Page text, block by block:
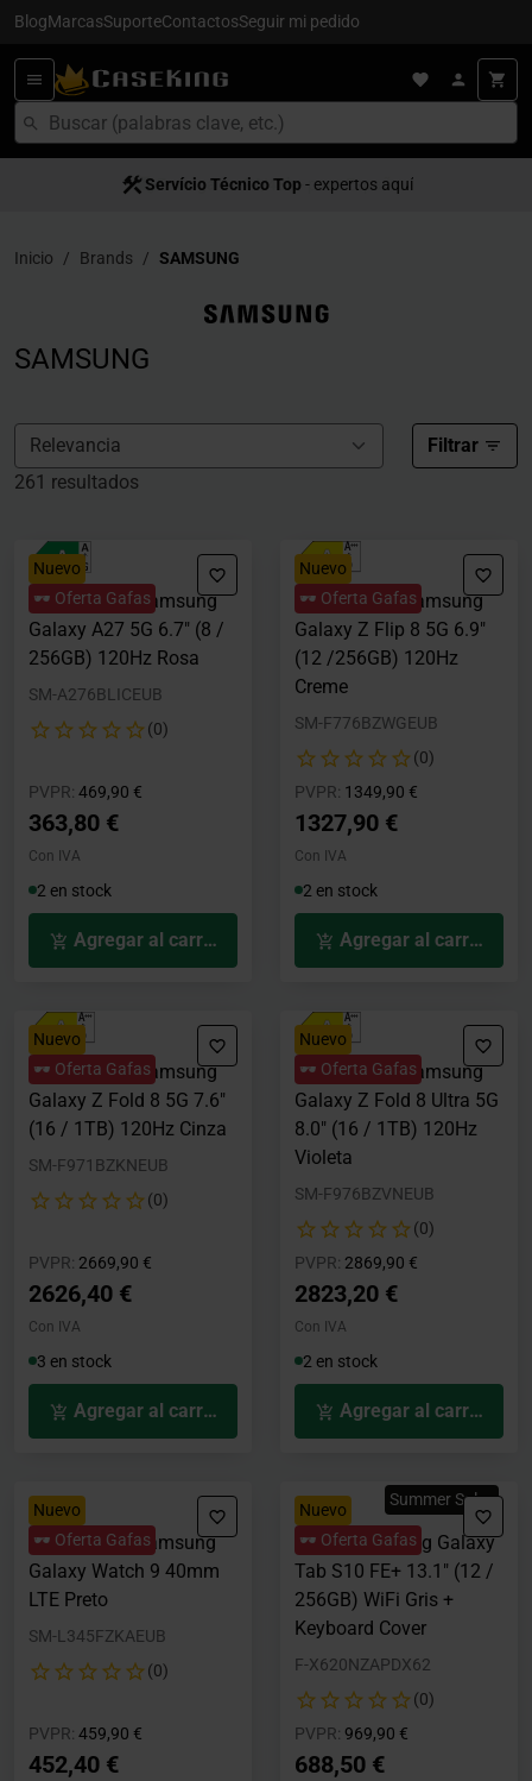
BlogMarcasSuporteContactosSeguir mi pedido
Entrega en 24/48h- para España
Servício Técnico Top - expertos aquí
Inicio Brands SAMSUNG
SAMSUNG
Filtrar
261 resultados
Nuevo
🕶️ Oferta Gafas
Smartphone Samsung
Galaxy A27 5G 6.7" (8 /
256GB) 120Hz Rosa
SM-A276BLICEUB
(0)
PVPR: Precio rebajado desde
469,90 €
363,80 €
Con IVA
2 en stock
Agregar al carrito
Nuevo
🕶️ Oferta Gafas
Smartphone Samsung
Galaxy Z Flip 8 5G 6.9"
(12 /256GB) 120Hz
Creme
SM-F776BZWGEUB
(0)
PVPR: Precio rebajado desde
1349,90 €
1327,90 €
Con IVA
2 en stock
Agregar al carrito
Nuevo
🕶️ Oferta Gafas
Smartphone Samsung
Galaxy Z Fold 8 5G 7.6"
(16 / 1TB) 120Hz Cinza
SM-F971BZKNEUB
(0)
PVPR: Precio rebajado desde
2669,90 €
2626,40 €
Con IVA
3 en stock
Agregar al carrito
Nuevo
🕶️ Oferta Gafas
Smartphone Samsung
Galaxy Z Fold 8 Ultra 5G
8.0" (16 / 1TB) 120Hz
Violeta
SM-F976BZVNEUB
(0)
PVPR: Precio rebajado desde
2869,90 €
2823,20 €
Con IVA
2 en stock
Agregar al carrito
Nuevo
🕶️ Oferta Gafas
Smartwatch Samsung
Galaxy Watch 9 40mm
LTE Preto
SM-L345FZKAEUB
(0)
PVPR: Precio rebajado desde
459,90 €
452,40 €
Nuevo
🕶️ Oferta Gafas
Summer Sales
Tablet Samsung Galaxy
Tab S10 FE+ 13.1" (12 /
256GB) WiFi Gris +
Keyboard Cover
F-X620NZAPDX62
(0)
PVPR: Precio rebajado desde
969,90 €
688,50 €